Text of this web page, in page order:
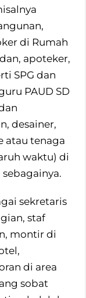
di Rumah
apoteker,
SPG dan
PAUD SD
desainer,
atau tenaga
waktu) di
sekretaris
staf
montir di
di area
sobat